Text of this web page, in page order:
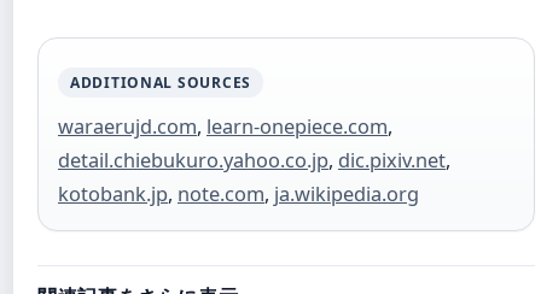
ADDITIONAL SOURCES
waraerujd.com, learn-onepiece.com,
detail.chiebukuro.yahoo.co.jp, dic.pixiv.net,
kotobank.jp, note.com, ja.wikipedia.org